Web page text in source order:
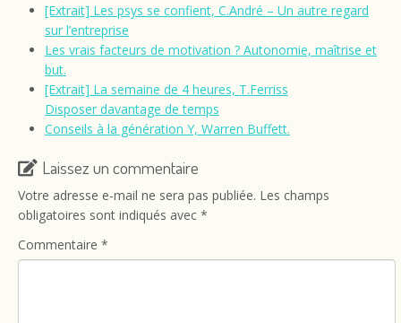
[Extrait] Les psys se confient, C.André – Un autre regard
sur l’entreprise
Les vrais facteurs de motivation ? Autonomie, maîtrise et
but.
[Extrait] La semaine de 4 heures, T.Ferriss
Disposer davantage de temps
Conseils à la génération Y, Warren Buffett.
Laissez un commentaire
Votre adresse e-mail ne sera pas publiée. Les champs
obligatoires sont indiqués avec *
Commentaire *